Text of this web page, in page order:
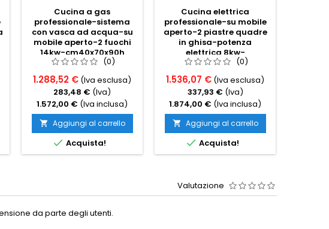
Cucina a gas
professionale-sistema
con vasca ad acqua-su
mobile aperto-2 fuochi
14kw-cm40x70x90h
(0)
1.288,52 € (Iva esclusa)
283,48 € (Iva)
1.572,00 € (Iva inclusa)
 Aggiungi al carrello
 Acquista!
Cucina elettrica
professionale-su mobile
aperto-2 piastre quadre
in ghisa-potenza
elettrica 8kw-
cm45x90x90h-trifase
(0)
1.536,07 € (Iva esclusa)
337,93 € (Iva)
1.874,00 € (Iva inclusa)
 Aggiungi al carrello
 Acquista!
Valutazione
da parte degli utenti.